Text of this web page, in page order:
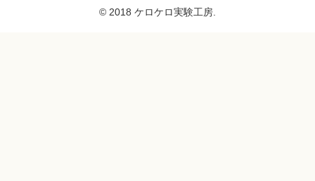
© 2018 ケロケロ実験工房.